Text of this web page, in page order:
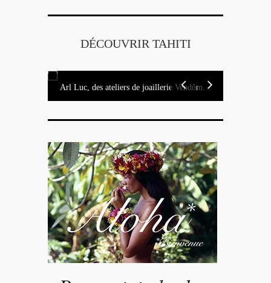
DÉCOUVRIR TAHITI
Arl Luc, des ateliers de joaillerie Vendôme aux rivages de Tahiti